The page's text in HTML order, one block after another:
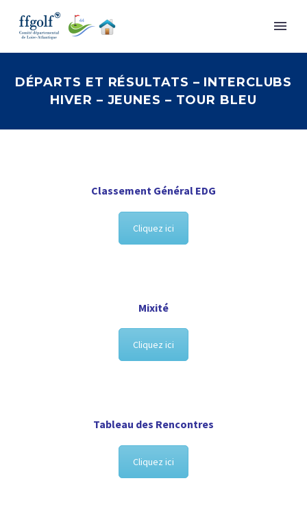
DÉPARTS ET RÉSULTATS – INTERCLUBS
HIVER – JEUNES – TOUR BLEU
Classement Général EDG
Cliquez ici
Mixité
Cliquez ici
Tableau des Rencontres
Cliquez ici